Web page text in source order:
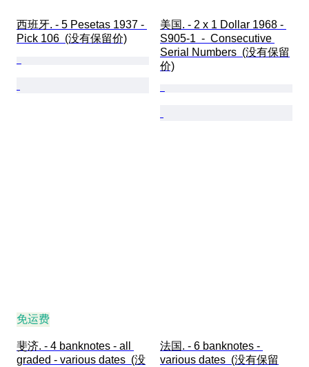
西班牙. - 5 Pesetas 1937 -
Pick 106  (没有保留价)
美国. - 2 x 1 Dollar 1968 -
S905-1  -  Consecutive
Serial Numbers  (没有保留
价)
免运费
斐济. - 4 banknotes - all
graded - various dates  (没
法国. - 6 banknotes -
various dates  (没有保留